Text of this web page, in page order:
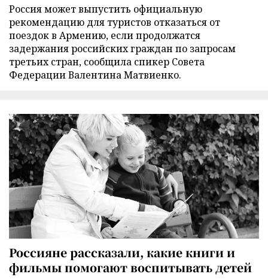
Россия может выпустить официальную
рекомендацию для туристов отказаться от
поездок в Армению, если продолжатся
задержания российских граждан по запросам
третьих стран, сообщила спикер Совета
Федерации Валентина Матвиенко.
Россияне рассказали, какие книги и
фильмы помогают воспитывать детей